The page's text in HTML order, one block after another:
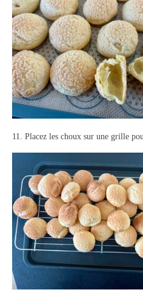
11. Placez les choux sur une grille